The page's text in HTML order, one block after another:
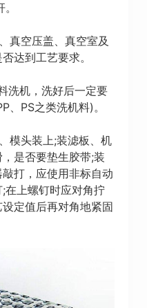
真空压盖、真空室及
达到工艺要求。
洗机，洗好后一定要
、PS之类洗机料)。
模头装上;装滤板、机
是否要垫生胶带;装
打，应使用非标自动
在上螺钉时应对角拧
定值后再对角地紧固